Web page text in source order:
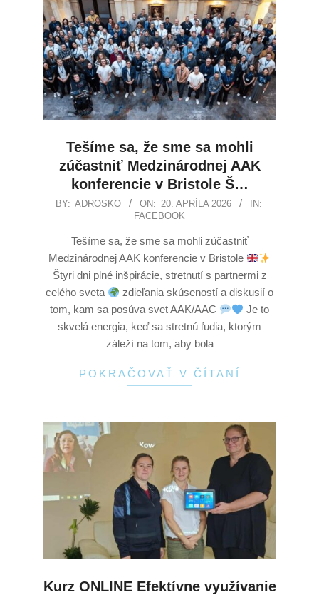
Tešíme sa, že sme sa mohli
zúčastniť Medzinárodnej AAK
konferencie v Bristole Š…
BY: ADROSKO ON: 20. APRÍLA 2026
IN:
FACEBOOK
Tešíme sa, že sme sa mohli zúčastniť
Medzinárodnej AAK konferencie v Bristole
Štyri dni plné inšpirácie, stretnutí s partnermi z
celého sveta
zdieľania skúseností a diskusií o
tom, kam sa posúva svet AAK/AAC
Je to
skvelá energia, keď sa stretnú ľudia, ktorým
záleží na tom, aby bola
POKRAČOVAŤ V ČÍTANÍ
Kurz ONLINE Efektívne využívanie